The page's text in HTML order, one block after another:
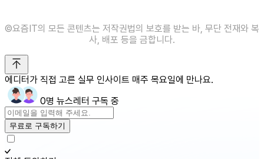
©️요즘IT의 모든 콘텐츠는 저작권법의 보호를 받는 바, 무단 전재와 복
사, 배포 등을 금합니다.
에디터가 직접 고른 실무 인사이트 매주 목요일에 만나요.
0명 뉴스레터 구독 중
무료로 구독하기